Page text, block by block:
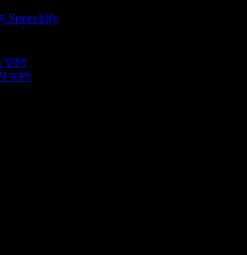
Speechify
ডকস
ডকস